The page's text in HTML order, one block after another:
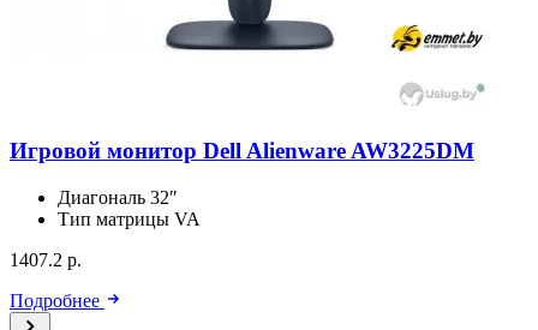
Игровой монитор Dell Alienware AW3225DM
Диагональ 32″
Тип матрицы VA
1407.2 р.
Подробнее